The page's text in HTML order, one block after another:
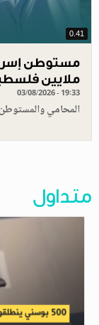
0.41
ملايين
03/08/2026 - 19:33
المحامي
متداول